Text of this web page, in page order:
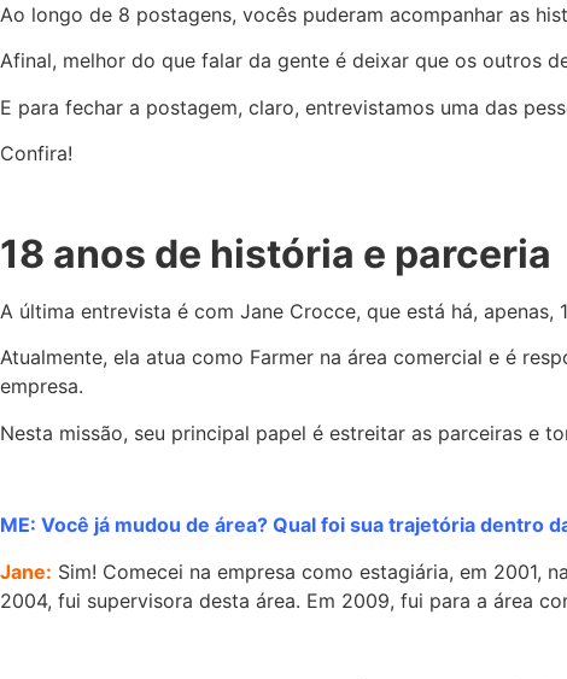
Ao longo de 8 postagens, vocês puderam acompanhar as
Afinal, melhor do que falar da gente é deixar que os outros
E para fechar a postagem, claro, entrevistamos uma das
Confira!
18 anos de história e parceria
A última entrevista é com Jane Crocce, que está há,
Atualmente, ela atua como Farmer na área comercial e é
empresa.
Nesta missão, seu principal papel é estreitar as parceiras e
ME: Você já mudou de área? Qual foi sua trajetória dentro
Jane: Sim! Comecei na empresa como estagiária, em 2001,
2004, fui supervisora desta área. Em 2009, fui para a área